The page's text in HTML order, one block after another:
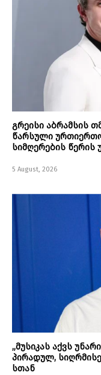
გრეისი აბრამსის
წარსული
სიმღერების წერის
5 August, 2026
„მუსიკას აქვს
პირადულ,
სთან